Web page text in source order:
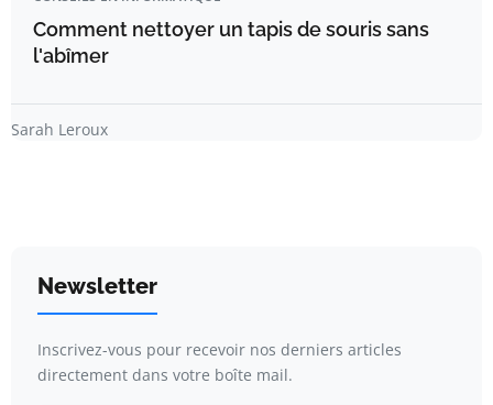
Comment nettoyer un tapis de souris sans
l'abîmer
Sarah Leroux
Newsletter
Inscrivez-vous pour recevoir nos derniers articles
directement dans votre boîte mail.